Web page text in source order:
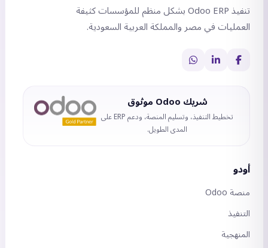
تنفيذ Odoo ERP بشكل منظم للمؤسسات كثيفة
العمليات في مصر والمملكة العربية السعودية.
شريك Odoo موثوق
تخطيط التنفيذ، وتسليم المنصة، ودعم ERP على
المدى الطويل.
أودو
منصة Odoo
التنفيذ
المنهجية